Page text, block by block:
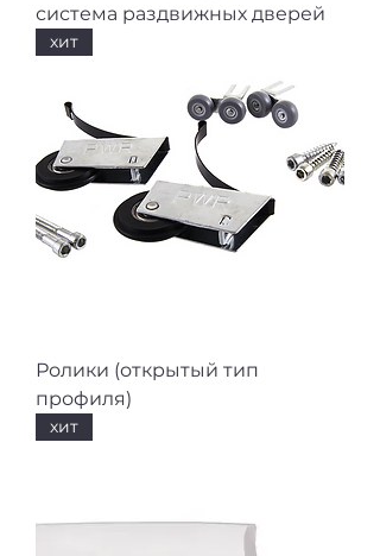
система раздвижных дверей
хит
Ролики (открытый тип
профиля)
хит